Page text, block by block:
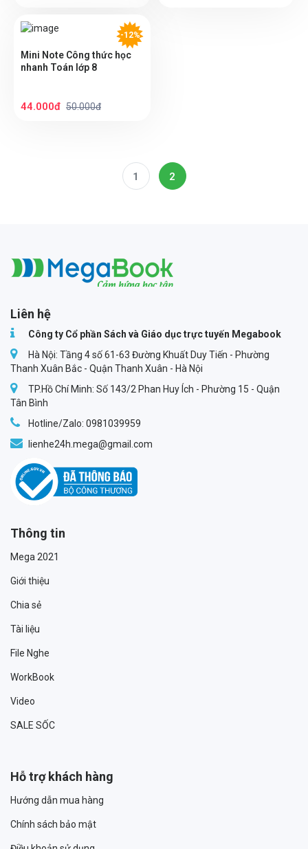
-12%
Mini Note Công thức học
nhanh Toán lớp 8
44.000đ 50.000đ
1 2
Liên hệ
Công ty Cổ phần Sách và Giáo dục trực tuyến Megabook
Hà Nội: Tầng 4 số 61-63 Đường Khuất Duy Tiến - Phường
Thanh Xuân Bắc - Quận Thanh Xuân - Hà Nội
TP.Hồ Chí Minh: Số 143/2 Phan Huy Ích - Phường 15 - Quận
Tân Bình
Hotline/Zalo: 0981039959
lienhe24h.mega@gmail.com
Thông tin
Mega 2021
Giới thiệu
Chia sẻ
Tài liệu
File Nghe
WorkBook
Video
SALE SỐC
Hỗ trợ khách hàng
Hướng dẫn mua hàng
Chính sách bảo mật